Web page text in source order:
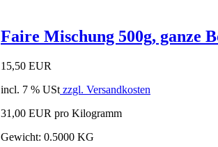
Faire Mischung 500g, ganze
15,50 EUR
incl. 7 % USt zzgl. Versandkosten
31,00 EUR pro Kilogramm
Gewicht: 0.5000 KG